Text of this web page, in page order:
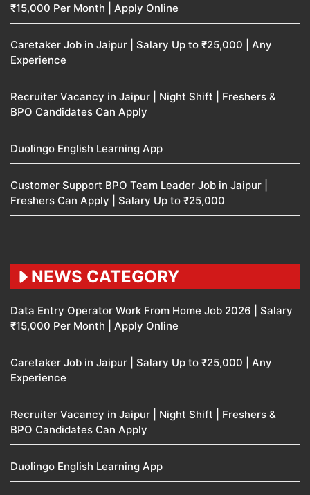
₹15,000 Per Month | Apply Online
Caretaker Job in Jaipur | Salary Up to ₹25,000 | Any
Experience
Recruiter Vacancy in Jaipur | Night Shift | Freshers &
BPO Candidates Can Apply
Duolingo English Learning App
Customer Support BPO Team Leader Job in Jaipur |
Freshers Can Apply | Salary Up to ₹25,000
NEWS CATEGORY
Data Entry Operator Work From Home Job 2026 | Salary
₹15,000 Per Month | Apply Online
Caretaker Job in Jaipur | Salary Up to ₹25,000 | Any
Experience
Recruiter Vacancy in Jaipur | Night Shift | Freshers &
BPO Candidates Can Apply
Duolingo English Learning App